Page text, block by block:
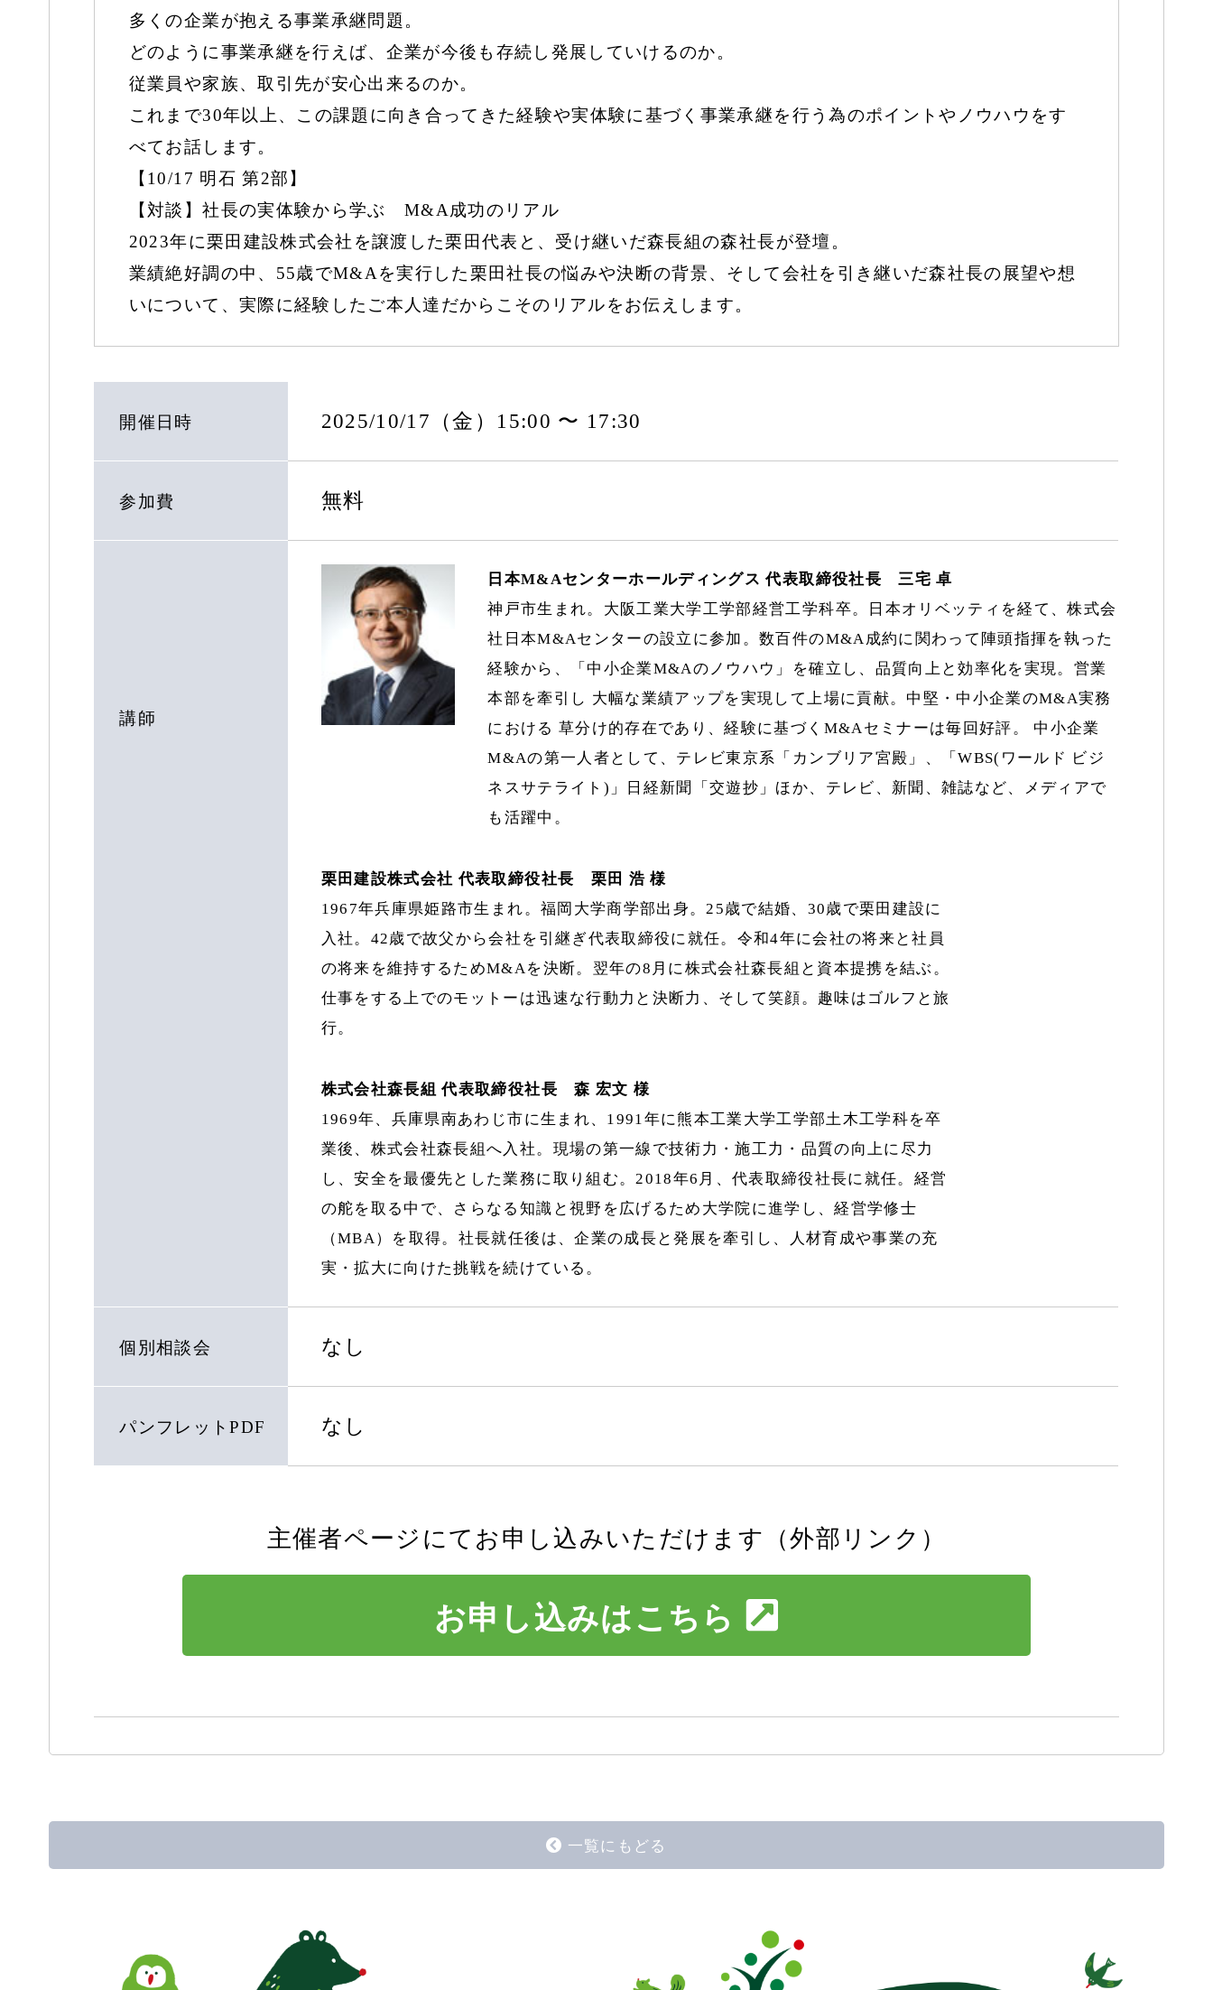
多くの企業が抱える事業承継問題。
どのように事業承継を行えば、企業が今後も存続し発展していけるのか。
従業員や家族、取引先が安心出来るのか。
これまで30年以上、この課題に向き合ってきた経験や実体験に基づく事業承継を行う為のポイントやノウハウをす
べてお話します。
【10/17 明石 第2部】
【対談】社長の実体験から学ぶ M&A成功のリアル
2023年に栗田建設株式会社を譲渡した栗田代表と、受け継いだ森長組の森社長が登壇。
業績絶好調の中、55歳でM&Aを実行した栗田社長の悩みや決断の背景、そして会社を引き継いだ森社長の展望や想
いについて、実際に経験したご本人達だからこそのリアルをお伝えします。
開催日時 2025/10/17（金）15:00 〜 17:30
参加費 無料
講師
日本M&Aセンターホールディングス 代表取締役社長 三宅 卓
神戸市生まれ。大阪工業大学工学部経営工学科卒。日本オリベッティを経て、株式会
社日本M&Aセンターの設立に参加。数百件のM&A成約に関わって陣頭指揮を執った
経験から、「中小企業M&Aのノウハウ」を確立し、品質向上と効率化を実現。営業
本部を牽引し 大幅な業績アップを実現して上場に貢献。中堅・中小企業のM&A実務
における 草分け的存在であり、経験に基づくM&Aセミナーは毎回好評。 中小企業
M&Aの第一人者として、テレビ東京系「カンブリア宮殿」、「WBS(ワールド ビジ
ネスサテライト)」日経新聞「交遊抄」ほか、テレビ、新聞、雑誌など、メディアで
も活躍中。
栗田建設株式会社 代表取締役社長 栗田 浩 様
1967年兵庫県姫路市生まれ。福岡大学商学部出身。25歳で結婚、30歳で栗田建設に
入社。42歳で故父から会社を引継ぎ代表取締役に就任。令和4年に会社の将来と社員
の将来を維持するためM&Aを決断。翌年の8月に株式会社森長組と資本提携を結ぶ。
仕事をする上でのモットーは迅速な行動力と決断力、そして笑顔。趣味はゴルフと旅
行。
株式会社森長組 代表取締役社長 森 宏文 様
1969年、兵庫県南あわじ市に生まれ、1991年に熊本工業大学工学部土木工学科を卒
業後、株式会社森長組へ入社。現場の第一線で技術力・施工力・品質の向上に尽力
し、安全を最優先とした業務に取り組む。2018年6月、代表取締役社長に就任。経営
の舵を取る中で、さらなる知識と視野を広げるため大学院に進学し、経営学修士
（MBA）を取得。社長就任後は、企業の成長と発展を牽引し、人材育成や事業の充
実・拡大に向けた挑戦を続けている。
個別相談会 なし
パンフレットPDF なし
主催者ページにてお申し込みいただけます（外部リンク）
お申し込みはこちら
一覧にもどる